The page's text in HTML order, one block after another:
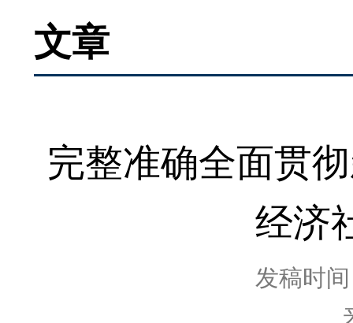
文章
完整准确全面贯
经济
发稿时